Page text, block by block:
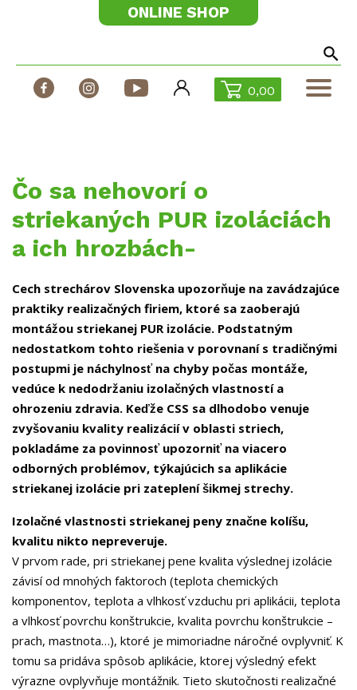
0,00
Fúkané izolácie
Stroje na fúkané izolácie
Realizácie
Odborné články
Katalóg Tepore
Dotácie
Kontakt
Čo sa nehovorí o
striekaných PUR izoláciách
a ich hrozbách-
Cech strechárov Slovenska upozorňuje na zavádzajúce
praktiky realizačných firiem, ktoré sa zaoberajú
montážou striekanej PUR izolácie. Podstatným
nedostatkom tohto riešenia v porovnaní s tradičnými
postupmi je náchylnosť na chyby počas montáže,
vedúce k nedodržaniu izolačných vlastností a
ohrozeniu zdravia. Keďže CSS sa dlhodobo venuje
zvyšovaniu kvality realizácií v oblasti striech,
pokladáme za povinnosť upozorniť na viacero
odborných problémov, týkajúcich sa aplikácie
striekanej izolácie pri zateplení šikmej strechy.
Izolačné vlastnosti striekanej peny značne kolíšu,
kvalitu nikto nepreveruje.
V prvom rade, pri striekanej pene kvalita výslednej izolácie
závisí od mnohých faktoroch (teplota chemických
komponentov, teplota a vlhkosť vzduchu pri aplikácii, teplota
a vlhkosť povrchu konštrukcie, kvalita povrchu konštrukcie –
prach, mastnota…), ktoré je mimoriadne náročné ovplyvniť. K
tomu sa pridáva spôsob aplikácie, ktorej výsledný efekt
výrazne ovplyvňuje montážnik. Tieto skutočnosti realizačné
ONLINE SHOP